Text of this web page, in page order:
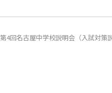
第4回名古屋中学校説明会（入試対策